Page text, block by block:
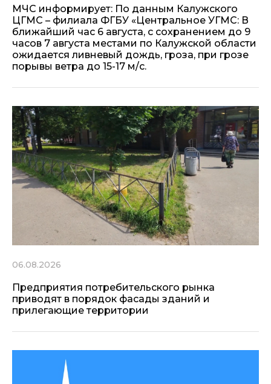
МЧС информирует: По данным Калужского
ЦГМС – филиала ФГБУ «Центральное УГМС: В
ближайший час 6 августа, с сохранением до 9
часов 7 августа местами по Калужской области
ожидается ливневый дождь, гроза, при грозе
порывы ветра до 15-17 м/с.
06.08.2026
Предприятия потребительского рынка
приводят в порядок фасады зданий и
прилегающие территории